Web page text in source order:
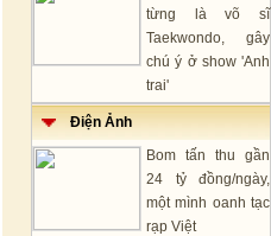
từng là võ sĩ
Taekwondo, gây
chú ý ở show 'Anh
trai'
Điện Ảnh
Bom tấn thu gần
24 tỷ đồng/ngày,
một mình oanh tạc
rạp Việt